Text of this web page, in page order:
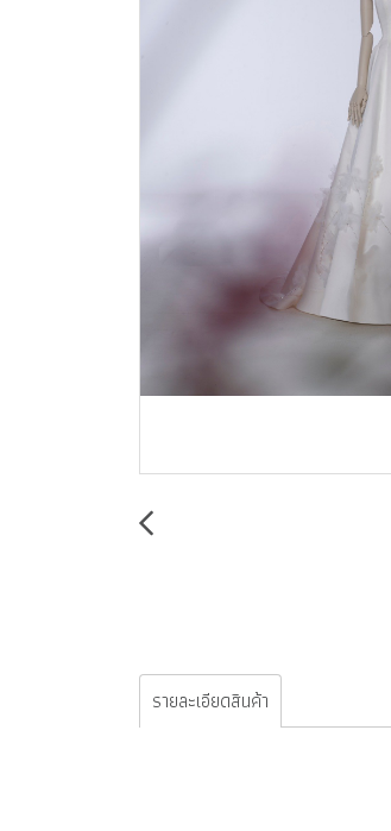
รายละเอียดสินค้า